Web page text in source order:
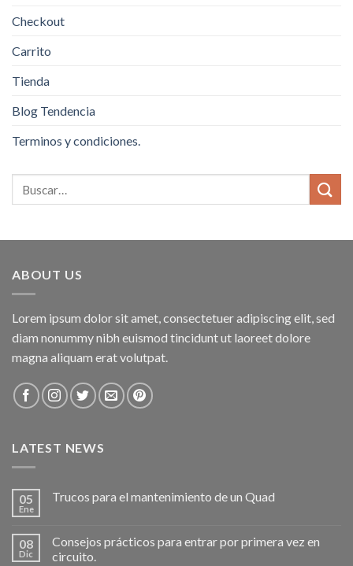
Checkout
Carrito
Tienda
Blog Tendencia
Terminos y condiciones.
ABOUT US
Lorem ipsum dolor sit amet, consectetuer adipiscing elit, sed
diam nonummy nibh euismod tincidunt ut laoreet dolore
magna aliquam erat volutpat.
LATEST NEWS
05
Ene
Trucos para el mantenimiento de un Quad
08
Dic
Consejos prácticos para entrar por primera vez en
circuito.